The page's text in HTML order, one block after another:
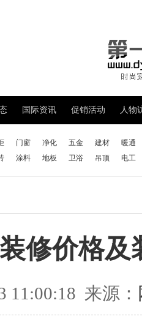
国际资讯 促销活动 人物
门窗 净化 五金 建材
暖通
涂料 地板 卫浴 吊顶 电工
修价格及
11:00:18 来源：